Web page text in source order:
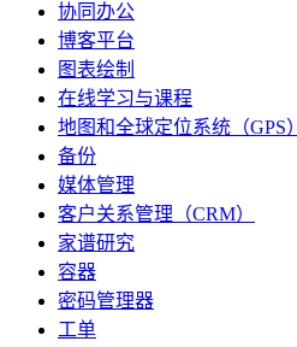
协同办公
博客平台
图表绘制
在线学习与课程
地图和全球定位系统（GPS）
备份
媒体管理
客户关系管理（CRM）
家谱研究
容器
密码管理器
工单